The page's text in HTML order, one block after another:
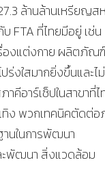
ล้านล้านเหรียญส
FTA ที่ไทยมีอยู่ เช่น
องแต่งกาย ผลิตภัณ
งใสมากยิ่งขึ้นและไ
คีอาร์เซ็ปในสาขาที่
ทิง พวกเทคนิคตัดต่
นในการพัฒนา
ะพัฒนา สิ่งแวดล้อม